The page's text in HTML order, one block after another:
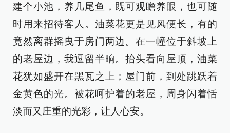
建个小池，养几尾鱼，既可观瞻养眼，也可随
时用来招待客人。油菜花更是见风便长，有的
竟然离群摇曳于房门两边。在一幢位于斜坡上
的老屋边，我逗留半晌。抬头看向屋顶，油菜
花犹如盛开在黑瓦之上；屋门前，到处跳跃着
金黄色的光。被花呵护着的老屋，周身闪着恬
淡而又庄重的光彩，让人心安。